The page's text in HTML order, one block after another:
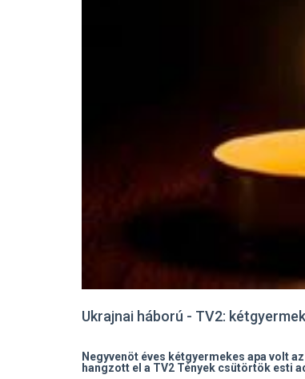
Ukrajnai háború - TV2:
Negyvenöt éves kétgyermekes apa volt
hangzott el a TV2 Tények csütörtök esti